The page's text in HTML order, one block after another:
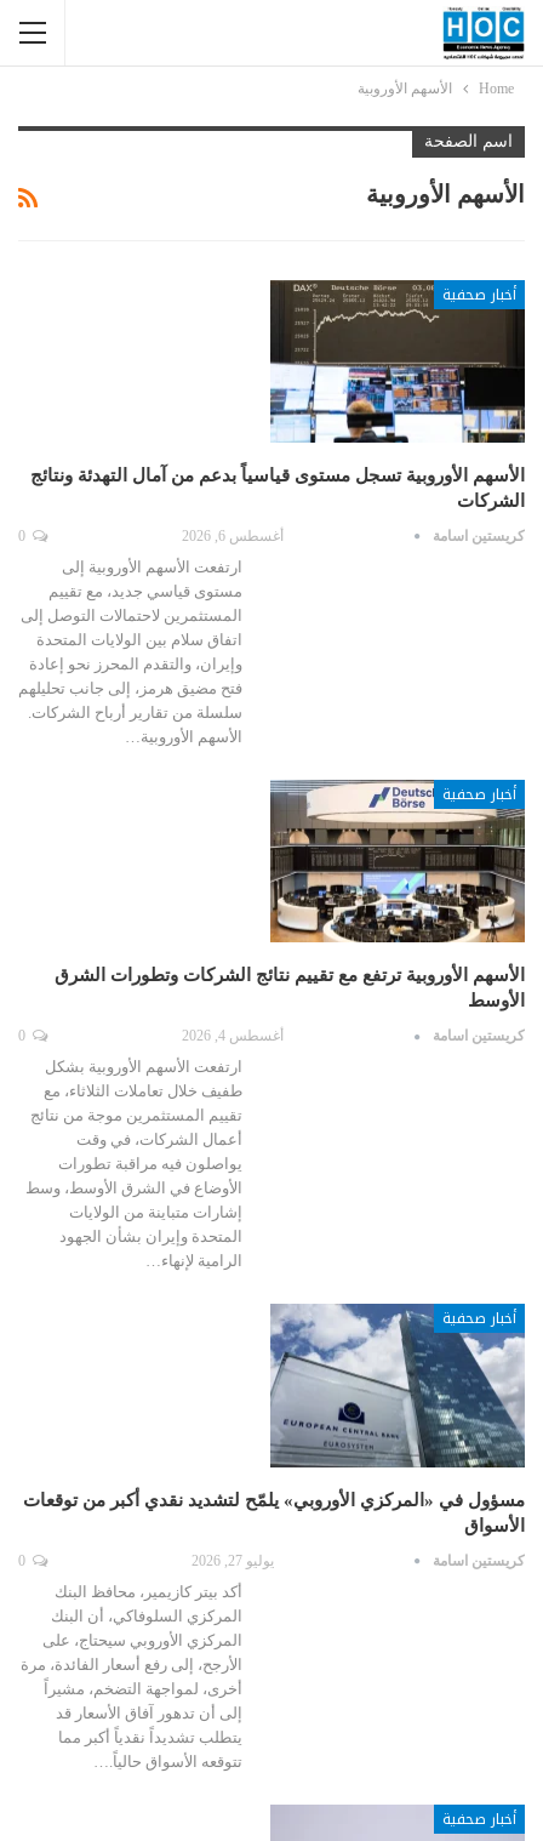
Home الأسهم الأوروبية
اسم الصفحة
الأسهم الأوروبية
أخبار صحفية
الأسهم الأوروبية تسجل مستوى قياسياً بدعم من آمال التهدئة ونتائج
الشركات
كريستين اسامة أغسطس 6, 2026
ارتفعت الأسهم الأوروبية إلى
مستوى قياسي جديد، مع تقييم
المستثمرين لاحتمالات التوصل إلى
اتفاق سلام بين الولايات المتحدة
وإيران، والتقدم المحرز نحو إعادة
فتح مضيق هرمز، إلى جانب تحليلهم
سلسلة من تقارير أرباح الشركات.
الأسهم الأوروبية…
أخبار صحفية
الأسهم الأوروبية ترتفع مع تقييم نتائج الشركات وتطورات الشرق
الأوسط
كريستين اسامة أغسطس 4, 2026
ارتفعت الأسهم الأوروبية بشكل
طفيف خلال تعاملات الثلاثاء، مع
تقييم المستثمرين موجة من نتائج
أعمال الشركات، في وقت
يواصلون فيه مراقبة تطورات
الأوضاع في الشرق الأوسط، وسط
إشارات متباينة من الولايات
المتحدة وإيران بشأن الجهود
الرامية لإنهاء…
أخبار صحفية
مسؤول في «المركزي الأوروبي» يلمّح لتشديد نقدي أكبر من توقعات
الأسواق
كريستين اسامة يوليو 27, 2026
أكد بيتر كازيمير، محافظ البنك
المركزي السلوفاكي، أن البنك
المركزي الأوروبي سيحتاج، على
الأرجح، إلى رفع أسعار الفائدة، مرة
أخرى، لمواجهة التضخم، مشيراً
إلى أن تدهور آفاق الأسعار قد
يتطلب تشديداً نقدياً أكبر مما
تتوقعه الأسواق حالياً.…
أخبار صحفية